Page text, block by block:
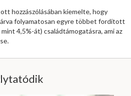
hozzászólásában kiemelte, hogy
folyamatosan egyre többet fordított
4,5%-át) családtámogatásra, ami az